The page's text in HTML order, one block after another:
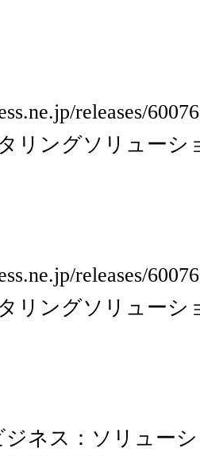
releases/
リングソリューシ
releases/
リングソリューシ
ジネス：ソリュー